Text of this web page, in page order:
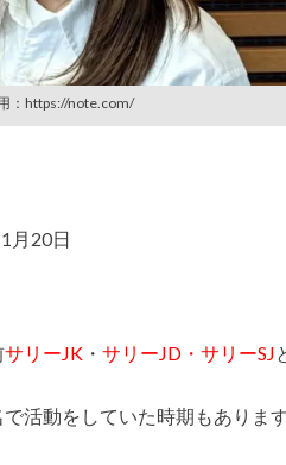
：https://note.com/
月20日
サリーJK ・ サリーJD・サリーSJ
活動をしていた時期もあります